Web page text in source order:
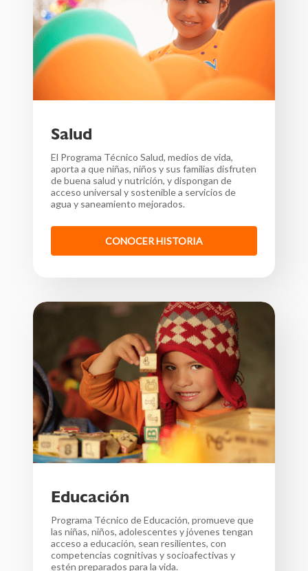
Salud
El Programa Técnico Salud, medios de vida,
aporta a que niñas, niños y sus familias disfruten
de buena salud y nutrición, y dispongan de
acceso universal y sostenible a servicios de
agua y saneamiento mejorados.
CONOCER HISTORIA
Educación
Programa Técnico de Educación, promueve que
las niñas, niños, adolescentes y jóvenes tengan
acceso a educación, sean resilientes, con
competencias cognitivas y socioafectivas y
estén preparados para la vida.